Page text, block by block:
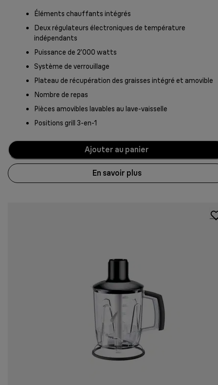
Éléments chauffants intégrés
Deux régulateurs électroniques de température
indépendants
Puissance de 2’000 watts
Système de verrouillage
Plateau de récupération des graisses intégré et amovible
Nombre de repas
Pièces amovibles lavables au lave-vaisselle
Positions grill 3-en-1
Ajouter au panier
En savoir plus